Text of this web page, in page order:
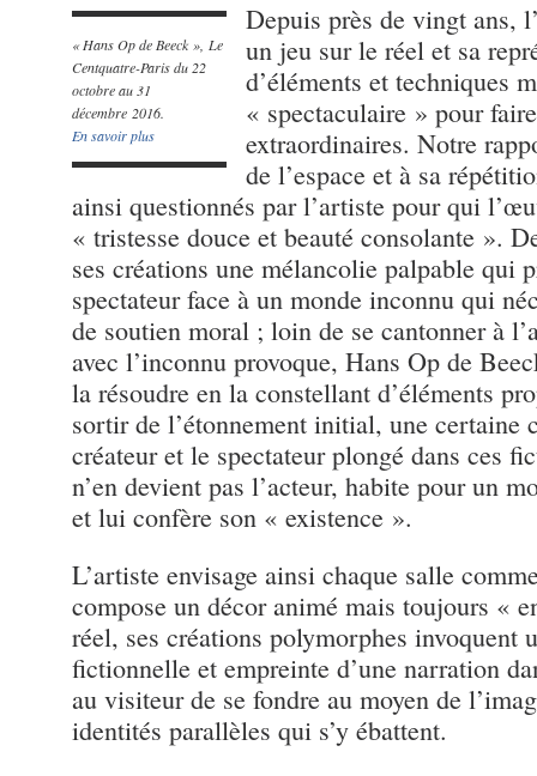
« Hans Op de Beeck », Le
Centquatre-Paris du 22
octobre au 31
décembre 2016.
En savoir plus
Depuis près de vingt ans,
un jeu sur le réel et sa
d’éléments et techniques
« spectaculaire » pour
extraordinaires. Notre
de l’espace et à sa
ainsi questionnés par l’artiste pour qui
« tristesse douce et beauté consolante ».
ses créations une mélancolie palpable qui
spectateur face à un monde inconnu qui
de soutien moral ; loin de se cantonner à
avec l’inconnu provoque, Hans Op de
la résoudre en la constellant d’éléments
sortir de l’étonnement initial, une certaine
créateur et le spectateur plongé dans ces
n’en devient pas l’acteur, habite pour un
et lui confère son « existence ».
L’artiste envisage ainsi chaque salle
compose un décor animé mais toujours «
réel, ses créations polymorphes invoquent
fictionnelle et empreinte d’une narration
au visiteur de se fondre au moyen de
identités parallèles qui s’y ébattent.